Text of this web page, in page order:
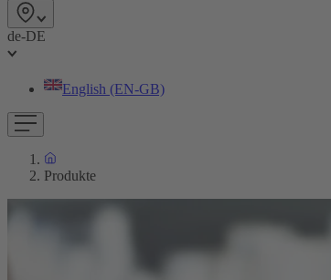
de-DE
English (EN-GB)
Produkte